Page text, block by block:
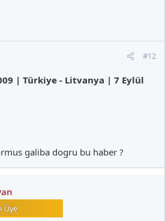
#12
| Türkiye - Litvanya | 7 Eylül
galiba dogru bu haber ?